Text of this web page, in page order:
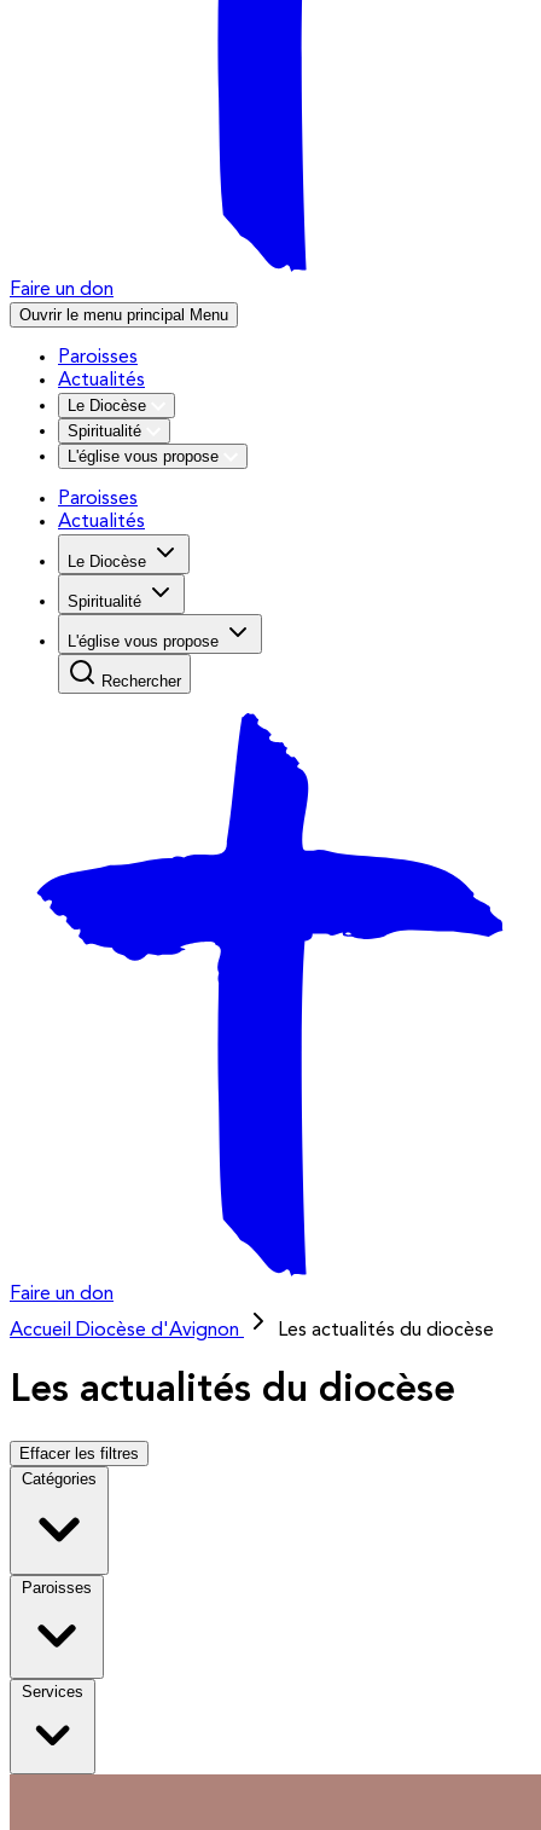
Faire un don
Ouvrir le menu principal Menu
Paroisses
Actualités
Le Diocèse
Spiritualité
L'église vous propose
Paroisses
Actualités
Le Diocèse
Spiritualité
L'église vous propose
Rechercher
Faire un don
Accueil
Diocèse d'Avignon Les actualités du diocèse
Les actualités du diocèse
Effacer les filtres
Catégories
Paroisses
Services